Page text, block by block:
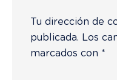
Tu dirección de
publicada. Los
marcados con *